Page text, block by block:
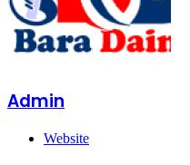
Admin
Website